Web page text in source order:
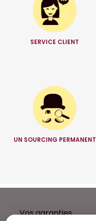
SERVICE CLIENT
UN SOURCING PERMANENT
Vos garanties